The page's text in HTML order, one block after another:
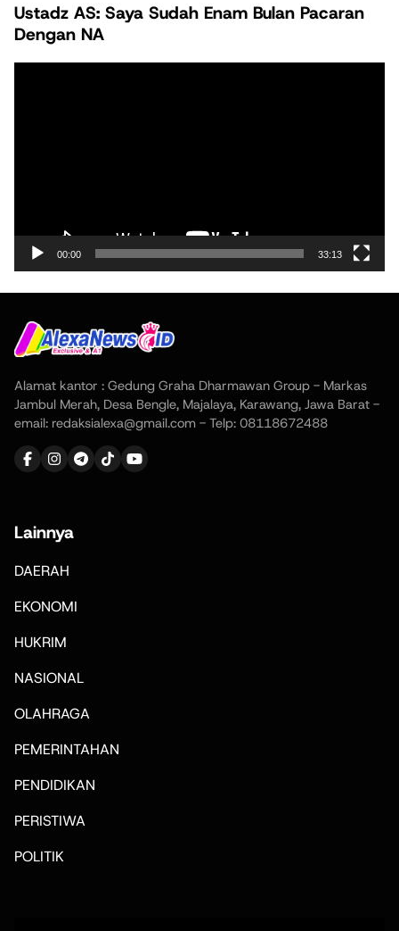
Ustadz AS: Saya Sudah Enam Bulan Pacaran
Dengan NA
00:00 33:13
Alamat kantor : Gedung Graha Dharmawan Group - Markas
Jambul Merah, Desa Bengle, Majalaya, Karawang, Jawa Barat -
email: redaksialexa@gmail.com - Telp: 08118672488
Lainnya
DAERAH
EKONOMI
HUKRIM
NASIONAL
OLAHRAGA
PEMERINTAHAN
PENDIDIKAN
PERISTIWA
POLITIK